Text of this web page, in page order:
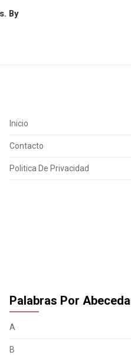
N
Inicio
Contacto
Politica De Privacidad
Palabras Por
A
B
By